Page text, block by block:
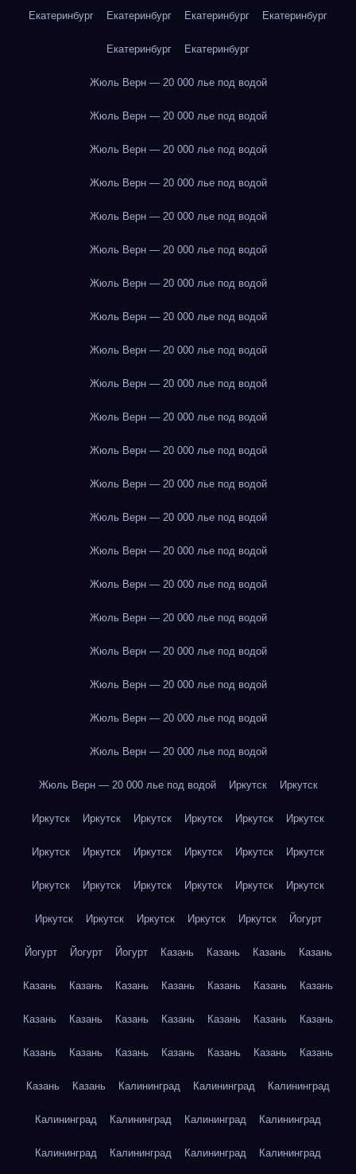
Екатеринбург Екатеринбург Екатеринбург Екатеринбург
Екатеринбург Екатеринбург
Жюль Верн — 20 000 лье под водой
Жюль Верн — 20 000 лье под водой
Жюль Верн — 20 000 лье под водой
Жюль Верн — 20 000 лье под водой
Жюль Верн — 20 000 лье под водой
Жюль Верн — 20 000 лье под водой
Жюль Верн — 20 000 лье под водой
Жюль Верн — 20 000 лье под водой
Жюль Верн — 20 000 лье под водой
Жюль Верн — 20 000 лье под водой
Жюль Верн — 20 000 лье под водой
Жюль Верн — 20 000 лье под водой
Жюль Верн — 20 000 лье под водой
Жюль Верн — 20 000 лье под водой
Жюль Верн — 20 000 лье под водой
Жюль Верн — 20 000 лье под водой
Жюль Верн — 20 000 лье под водой
Жюль Верн — 20 000 лье под водой
Жюль Верн — 20 000 лье под водой
Жюль Верн — 20 000 лье под водой
Жюль Верн — 20 000 лье под водой
Жюль Верн — 20 000 лье под водой Иркутск Иркутск
Иркутск Иркутск Иркутск Иркутск Иркутск Иркутск
Иркутск Иркутск Иркутск Иркутск Иркутск Иркутск
Иркутск Иркутск Иркутск Иркутск Иркутск Иркутск
Иркутск Иркутск Иркутск Иркутск Иркутск Йогурт
Йогурт Йогурт Йогурт Казань Казань Казань Казань
Казань Казань Казань Казань Казань Казань Казань
Казань Казань Казань Казань Казань Казань Казань
Казань Казань Казань Казань Казань Казань Казань
Казань Казань Калининград Калининград Калининград
Калининград Калининград Калининград Калининград
Калининград Калининград Калининград Калининград